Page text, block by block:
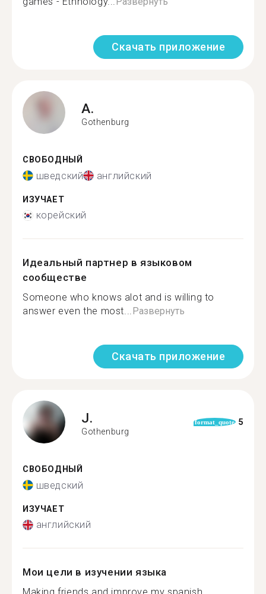
Скачать приложение
A.
Gothenburg
СВОБОДНЫЙ
шведский английский
ИЗУЧАЕТ
корейский
Идеальный партнер в языковом
сообществе
Someone who knows alot and is willing to
answer even the most...Развернуть
Скачать приложение
J.
Gothenburg
format_quote 5
СВОБОДНЫЙ
шведский
ИЗУЧАЕТ
английский
Мои цели в изучении языка